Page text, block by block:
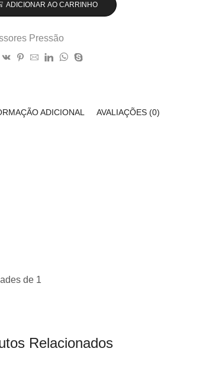
ADICIONAR AO CARRINHO
Pressão
ADICIONAL AVALIAÇÕES (0)
de 1
Relacionados